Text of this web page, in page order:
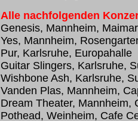
Alle nachfolgenden
Genesis, Mannheim,
Yes, Mannheim,
Pur, Karlsruhe, Europahalle
Guitar Slingers, Karlsruhe,
Wishbone Ash, Karlsruhe,
Vanden Plas, Mannheim,
Dream Theater, Mannheim,
Pothead, Weinheim, Cafe